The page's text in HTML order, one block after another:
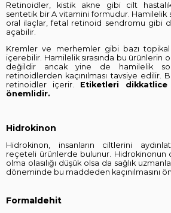
Retinoidler, kistik akne gibi cilt
sentetik bir A vitamini formudur. Hamilelik
oral ilaçlar, fetal retinoid sendromu gibi
açabilir.
Kremler ve merhemler gibi bazı
içerebilir. Hamilelik sırasında bu ürünlerin
değildir ancak yine de hamilelik
retinoidlerden kaçınılması tavsiye edilir.
retinoidler içerir. Etiketleri
önemlidir.
Hidrokinon
Hidrokinon, insanların ciltlerini
reçeteli ürünlerde bulunur. Hidrokinonun
olma olasılığı düşük olsa da sağlık
döneminde bu maddeden kaçınılmasını
Formaldehit